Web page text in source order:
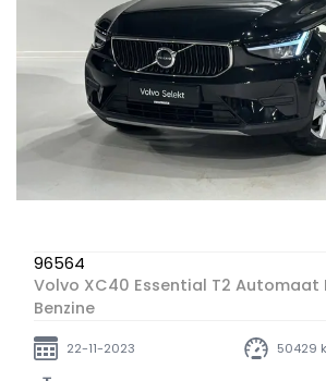
96564
Volvo XC40 Essential T2 Automaat
Benzine
22-11-2023 50429